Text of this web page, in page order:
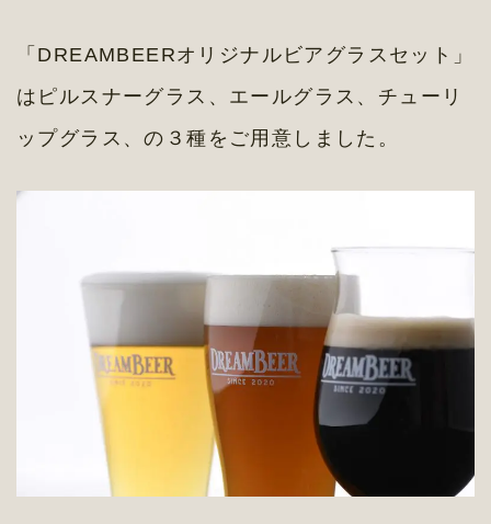
「DREAMBEERオリジナルビアグラスセット」
はピルスナーグラス、エールグラス、チューリ
ップグラス、の３種をご用意しました。